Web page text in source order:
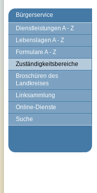
Bürgerservice
Dienstleistungen A - Z
Lebenslagen A - Z
Formulare A - Z
Zuständigkeitsbereiche
Broschüren des
Landkreises
Linksammlung
Online-Dienste
Suche